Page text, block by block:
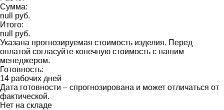
Сумма:
null руб.
Итого:
null руб.
Указана прогнозируемая стоимость изделия. Перед
оплатой согласуйте конечную стоимость с нашим
менеджером.
Готовность:
14 рабочих дней
Дата готовности – спрогнозирована и может отличаться от
фактической.
Нет на складе